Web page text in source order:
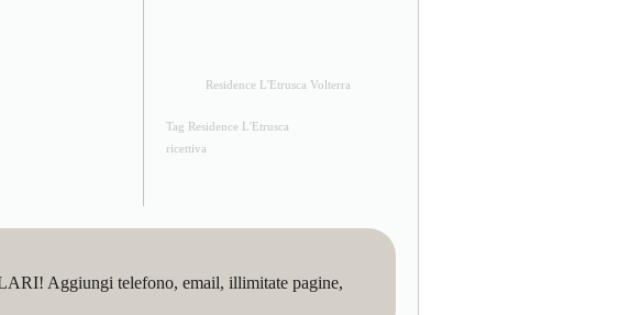
Residence L'Etrusca Volterra
Tag Residence L'Etrusca
ricettiva
Aggiungi telefono, email, illimitate pagine,